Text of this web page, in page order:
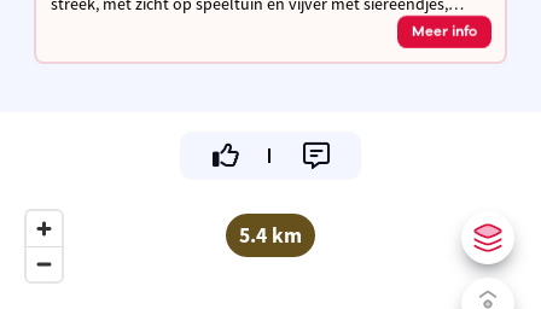
hoeve met kippen, waar je kan genieten van de geneugten
Meer info
5.4 km